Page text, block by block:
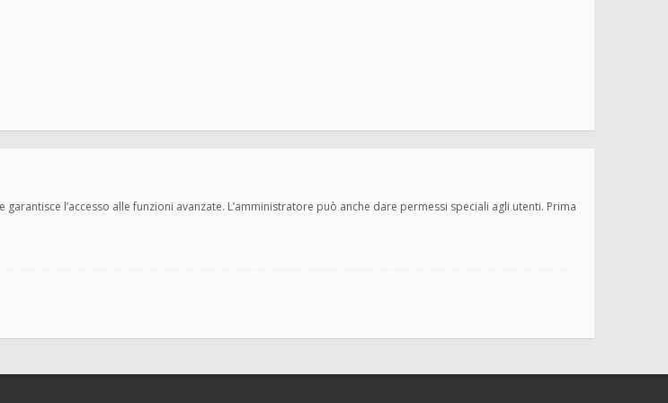
l’accesso alle funzioni avanzate. L’amministratore può anche dare permessi speciali agli utenti. Prima